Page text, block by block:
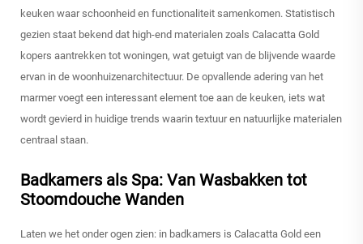
keuken waar schoonheid en functionaliteit samenkomen. Statistisch
gezien staat bekend dat high-end materialen zoals Calacatta Gold
kopers aantrekken tot woningen, wat getuigt van de blijvende waarde
ervan in de woonhuizenarchitectuur. De opvallende adering van het
marmer voegt een interessant element toe aan de keuken, iets wat
wordt gevierd in huidige trends waarin textuur en natuurlijke materialen
centraal staan.
Badkamers als Spa: Van Wasbakken tot
Stoomdouche Wanden
Laten we het onder ogen zien: in badkamers is Calacatta Gold een